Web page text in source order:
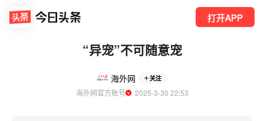
打开APP
“异宠”不可随意宠
海外网 关注
海外网官方账号
  2025-3-30 22:53